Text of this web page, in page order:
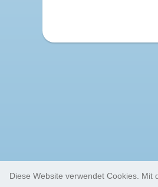
Diese Website verwendet Cookies. Mit